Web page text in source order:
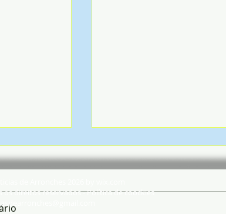
os direitos reservados - Política de coockies